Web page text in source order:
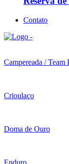
Contato
Campereada / Team
Crioulaço
Doma de Ouro
Enduro